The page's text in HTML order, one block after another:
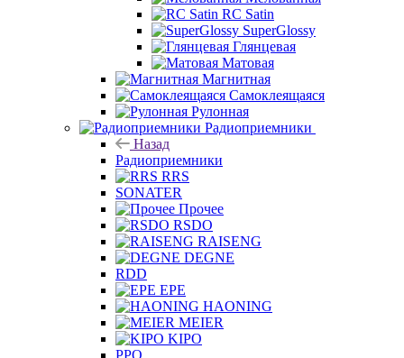
RC Satin
SuperGlossy
Глянцевая
Матовая
Магнитная
Самоклеящаяся
Рулонная
Радиоприемники
Назад
Радиоприемники
RRS
SONATER
Прочее
RSDO
RAISENG
DEGNE
RDD
EPE
HAONING
MEIER
KIPO
PPO